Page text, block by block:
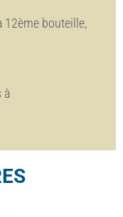
12ème bouteille,
à